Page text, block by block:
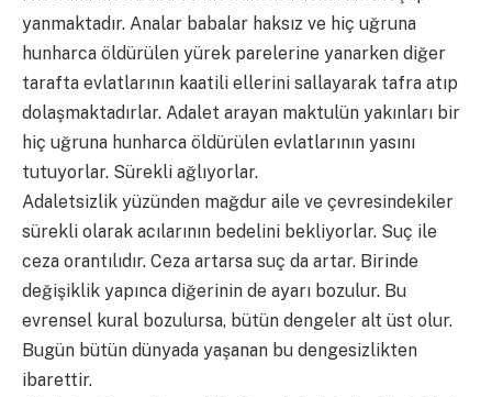
yanmaktadır. Analar babalar haksız ve hiç uğruna
hunharca öldürülen yürek parelerine yanarken diğer
tarafta evlatlarının kaatili ellerini sallayarak tafra atıp
dolaşmaktadırlar. Adalet arayan maktulün yakınları bir
hiç uğruna hunharca öldürülen evlatlarının yasını
tutuyorlar. Sürekli ağlıyorlar.
Adaletsizlik yüzünden mağdur aile ve çevresindekiler
sürekli olarak acılarının bedelini bekliyorlar. Suç ile
ceza orantılıdır. Ceza artarsa suç da artar. Birinde
değişiklik yapınca diğerinin de ayarı bozulur. Bu
evrensel kural bozulursa, bütün dengeler alt üst olur.
Bugün bütün dünyada yaşanan bu dengesizlikten
ibarettir.